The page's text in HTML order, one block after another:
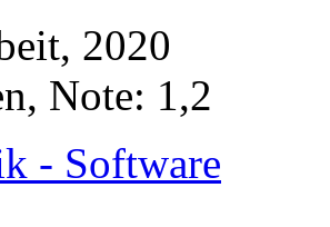
2020
Note: 1,2
- Software